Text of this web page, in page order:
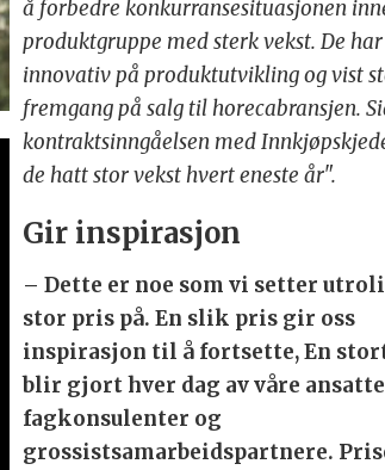
å forbedre konkurransesituasjonen
produktgruppe med sterk vekst. De
innovativ på produktutvikling og vist
fremgang på salg til horecabransjen.
kontraktsinngåelsen med
de hatt stor vekst hvert eneste år".
Gir inspirasjon
– Dette er noe som vi setter
stor pris på. En slik pris gir oss
inspirasjon til å fortsette, En
blir gjort hver dag av våre
fagkonsulenter og
grossistsamarbeidspartnere.